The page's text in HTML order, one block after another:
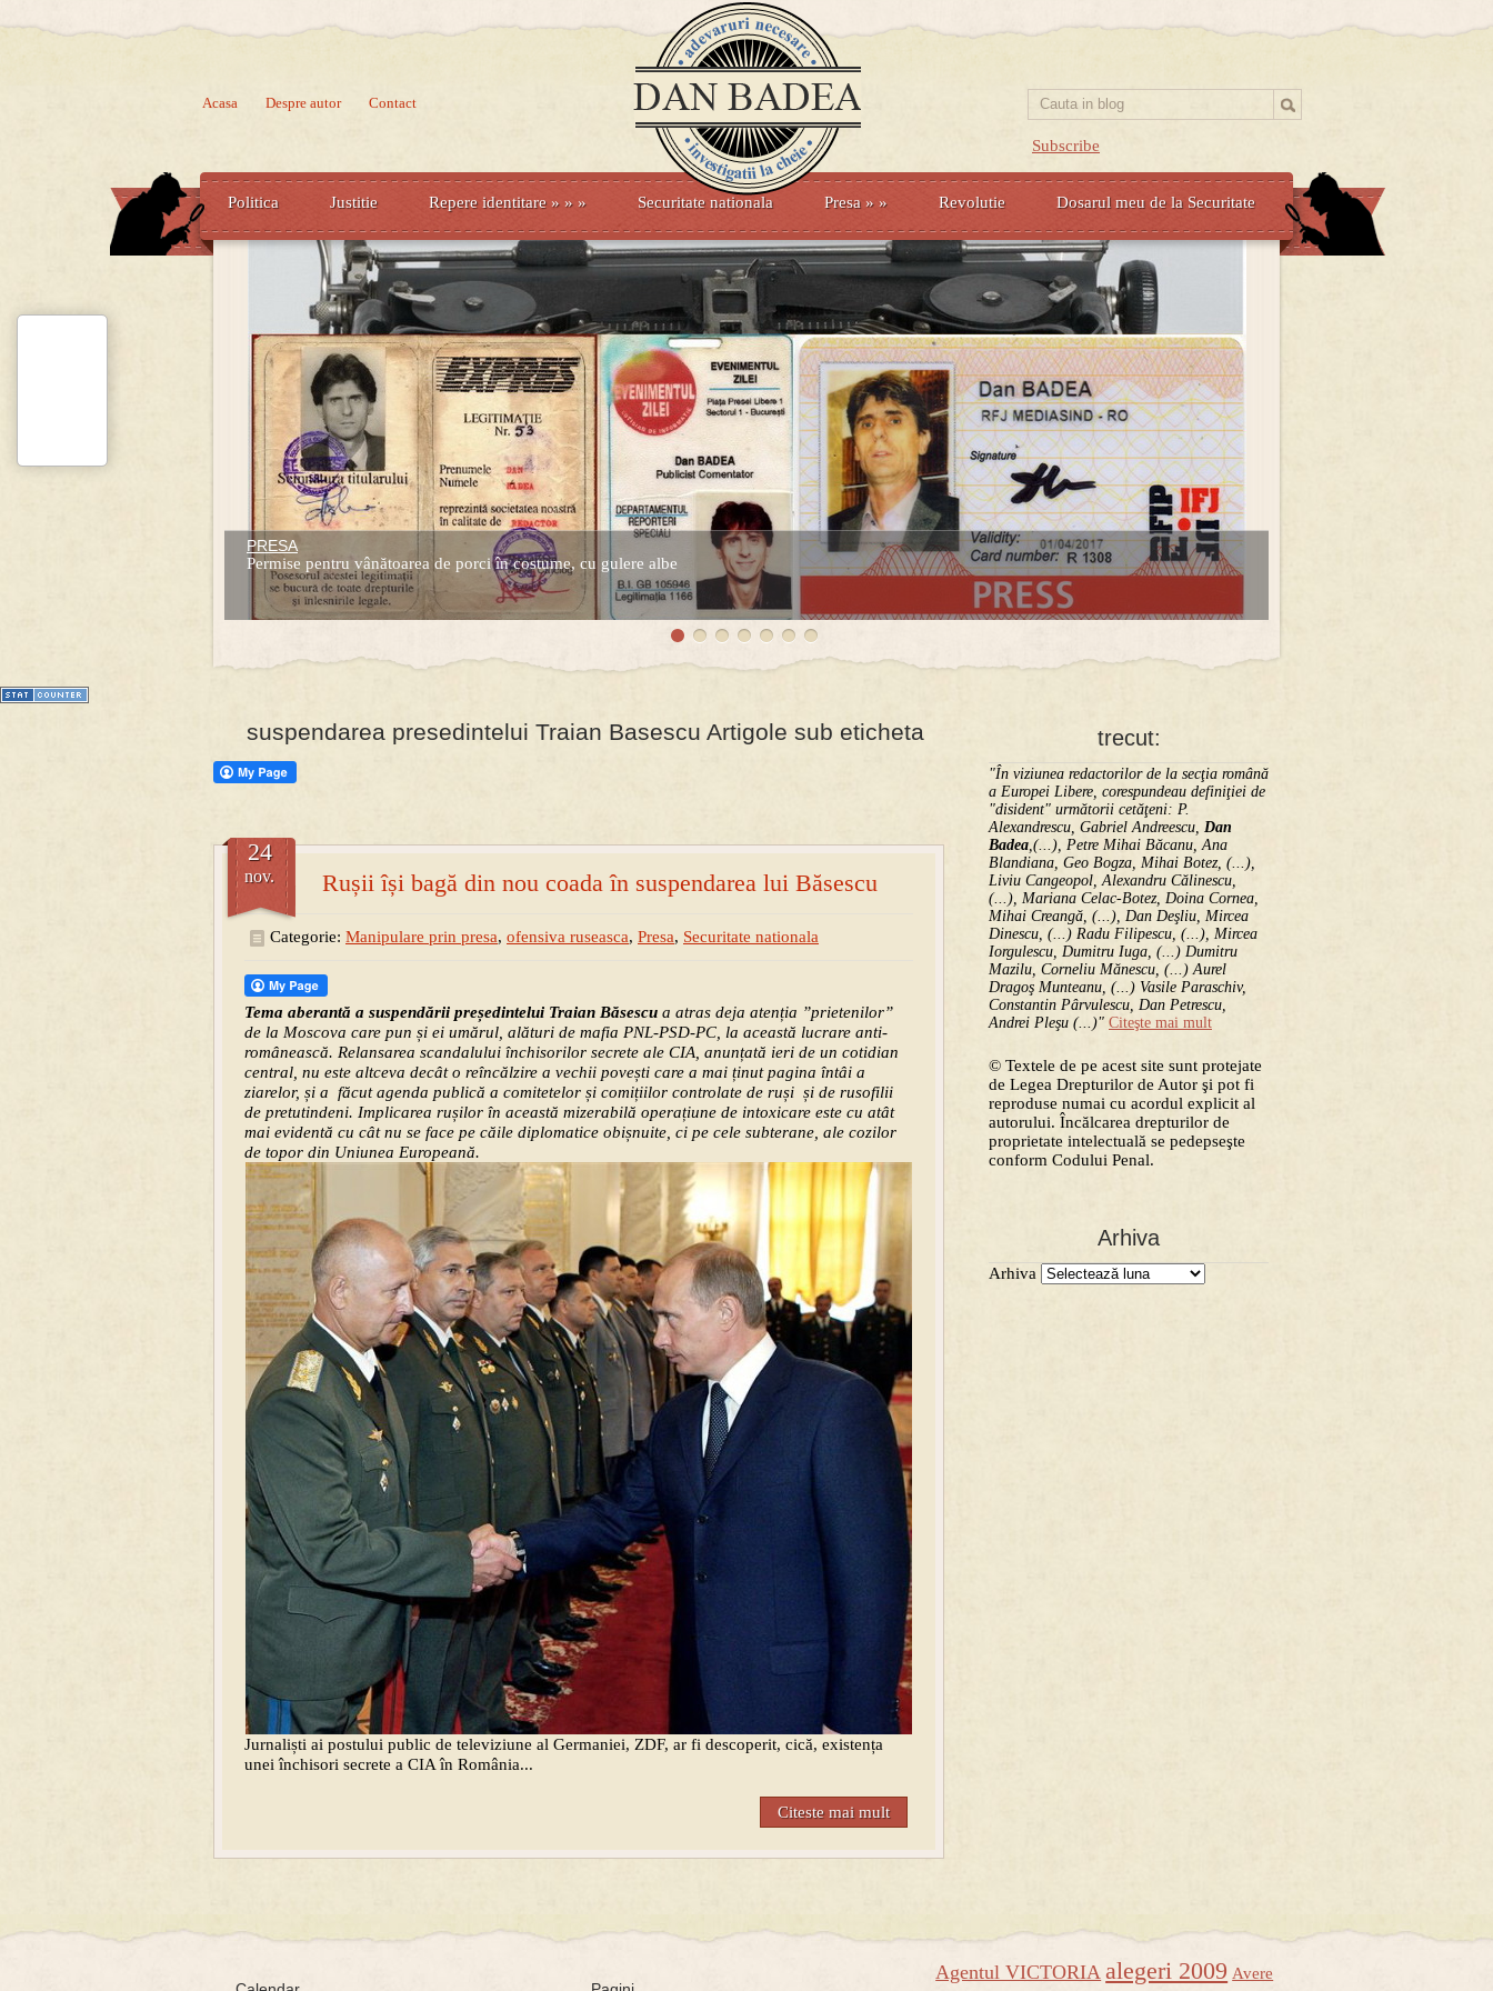
Subscribe
Acasa Despre autor Contact
Politica Justitie Repere identitare » » » Securitate nationala Presa » » Revolutie Dosarul meu de la Securitate
PRESA
Permise pentru vânătoarea de porci în costume, cu gulere albe
Prima mea carte publicata (Nemira)
Averea Presedintelui: prima lucrare despre controversatele conturi secrete ale Securitatii.
trecut:
"În viziunea redactorilor de la secţia română
a Europei Libere, corespundeau definiţiei de
"disident" următorii ce­tă­ţeni: P.
Alexandrescu, Gabriel Andreescu, Dan
Badea,(...), Petre Mihai Băcanu, Ana
Blandiana, Geo Bogza, Mihai Botez, (...),
Liviu Cangeopol, Alexandru Călinescu,
(...), Mariana Celac-Botez, Doina Cornea,
Mihai Creangă, (...), Dan Deşliu, Mircea
Dinescu, (...) Radu Filipescu, (...), Mircea
Iorgulescu, Dumitru Iuga, (...) Dumitru
Mazilu, Corneliu Mănescu, (...) Aurel
Dragoş Munteanu, (...) Vasile Paraschiv,
Constantin Pârvulescu, Dan Petrescu,
Andrei Pleşu (...)" Citeşte mai mult
© Textele de pe acest site sunt protejate
de Legea Drepturilor de Autor şi pot fi
reproduse numai cu acordul explicit al
autorului. Încălcarea drepturilor de
proprietate intelectuală se pedepseşte
conform Codului Penal.
Arhiva
Arhiva
suspendarea presedintelui Traian Basescu Artigole sub eticheta
Rușii își bagă din nou coada în suspendarea lui Băsescu
24
nov.
Categorie: Manipulare prin presa, ofensiva ruseasca, Presa, Securitate nationala
Tema aberantă a suspendării președintelui Traian Băsescu a atras deja atenția ”prietenilor”
de la Moscova care pun și ei umărul, alături de mafia PNL-PSD-PC, la această lucrare anti-
românească. Relansarea scandalului închisorilor secrete ale CIA, anunțată ieri de un cotidian
central, nu este altceva decât o reîncălzire a vechii povești care a mai ținut pagina întâi a
ziarelor, și a făcut agenda publică a comitetelor și comițiilor controlate de ruși și de rusofilii
de pretutindeni. Implicarea rușilor în această mizerabilă operațiune de intoxicare este cu atât
mai evidentă cu cât nu se face pe căile diplomatice obișnuite, ci pe cele subterane, ale cozilor
de topor din Uniunea Europeană.
Jurnaliști ai postului public de televiziune al Germaniei, ZDF, ar fi descoperit, cică, existența
unei închisori secrete a CIA în România...
Citeste mai mult
Agentul VICTORIA alegeri 2009 Avere